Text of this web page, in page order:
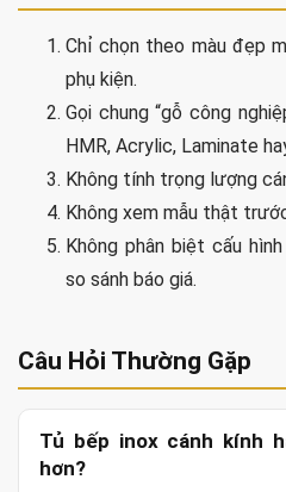
Chỉ chọn theo màu đẹp
phụ kiện.
Gọi chung “gỗ công
HMR, Acrylic, Laminate
Không tính trọng lượng
Không xem mẫu thật
Không phân biệt cấu
so sánh báo giá.
Câu Hỏi Thường Gặp
Tủ bếp inox cánh kính
hơn?